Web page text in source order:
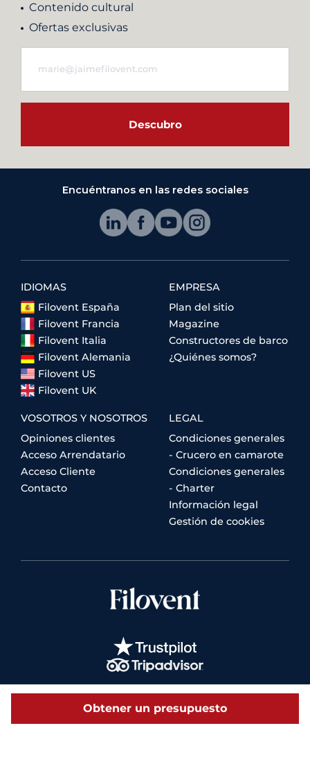
Obtener un presupuesto
Contenido cultural
Ofertas exclusivas
Descubro
Encuéntranos en las redes sociales
IDIOMAS
Filovent España
Filovent Francia
Filovent Italia
Filovent Alemania
Filovent US
Filovent UK
EMPRESA
Plan del sitio
Magazine
Constructores de barco
¿Quiénes somos?
VOSOTROS Y NOSOTROS
Opiniones clientes
Acceso Arrendatario
Acceso Cliente
Contacto
LEGAL
Condiciones generales
- Crucero en camarote
Condiciones generales
- Charter
Información legal
Gestión de cookies
© 2026 Filovent